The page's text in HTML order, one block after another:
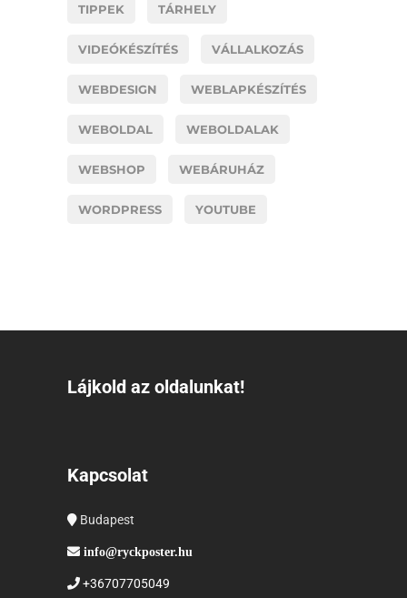
TIPPEK TÁRHELY
VIDEÓKÉSZÍTÉS VÁLLALKOZÁS
WEBDESIGN WEBLAPKÉSZÍTÉS
WEBOLDAL WEBOLDALAK
WEBSHOP WEBÁRUHÁZ
WORDPRESS YOUTUBE
Lájkold az oldalunkat!
Kapcsolat
Budapest
info@ryckposter.hu
+36707705049